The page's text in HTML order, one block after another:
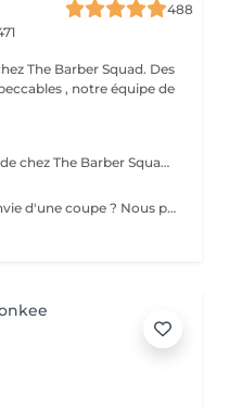
488
The Barber Squad. Des
, notre équipe de
Découvrez l'expérience complète de chez The Barber Squad ! Shampooing & soins profonds + Coupe complète + Coiffage. Taille de Barbe & Contours à la lame & soins régénérant + Serviette Chaude & Froide + Nettoyage exfoliant du visage + Vapeur + Massage Relaxant + After Shave + Huile à barbe + Hydratation de la peau . Pour que votre expérience chez nous soit optimal , une boisson de votre choix vous est offerte !
Aucun créneau disponible mais envie d'une coupe ? Nous pouvons vous proposer un rendez-vous avant ou après nos horaires, ou durant la pause. Pour cette prestation, merci de contacter directement le shop.